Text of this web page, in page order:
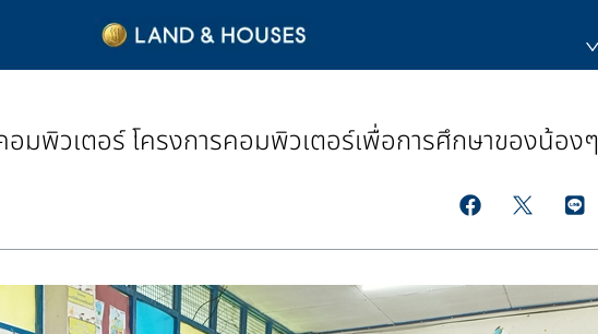
มพิวเตอร์ โครงการคอมพิวเตอร์เพื่อการศึกษาของน้องๆ